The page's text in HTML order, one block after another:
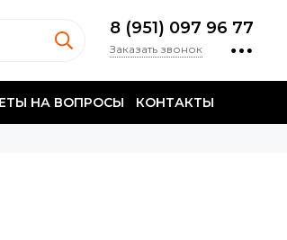
8 (951) 097 96 77
Заказать звонок
НА ВОПРОСЫ КОНТАКТЫ